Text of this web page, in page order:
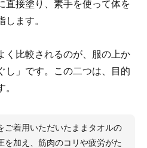
直接塗り、素手を使って体を
ます。
く比較されるのが、服の上か
し」です。この二つは、目的
ご着用いただいたままタオルの
を加え、筋肉のコリや疲労がた